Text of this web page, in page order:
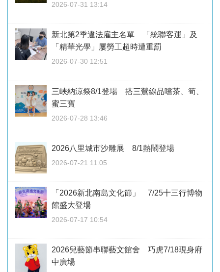
2026-07-31 13:14
新北第2季違法雇主名單 「統聯客運」及
「精華光學」屢勞工超時遭重罰
2026-07-30 12:51
三峽納涼祭8/1登場 搭三鶯線品嚐茶、筍、
蜜三寶
2026-07-28 13:46
2026八里城市沙雕展 8/1熱鬧登場
2026-07-21 11:05
「2026新北南島文化節」 7/25十三行博物
館盛大登場
2026-07-17 10:54
2026兒藝節串聯藝文館舍 巧虎7/18現身府
中廣場